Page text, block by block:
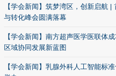
【学会新闻】筑梦湾区，创新启航
与转化峰会圆满落幕
【学会新闻】南方超声医学医联体
区域协同发展新蓝图
【学会新闻】乳腺外科人工智能标